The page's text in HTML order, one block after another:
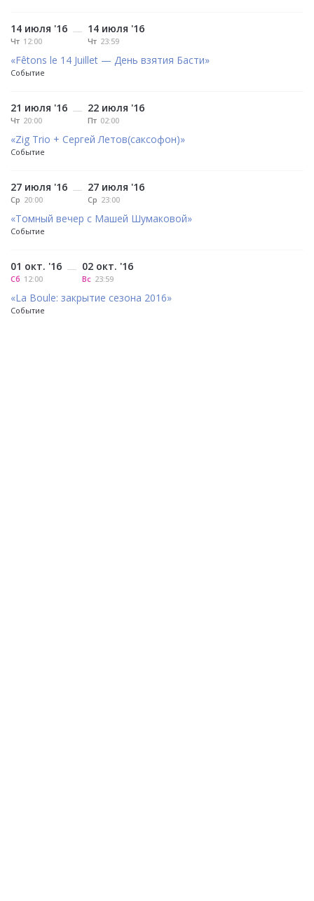
14 июля '16
Чт 12:00
— 14 июля '16
Чт 23:59
«Fêtons le 14 Juillet — День взятия Басти»
Событие
21 июля '16
Чт 20:00
— 22 июля '16
Пт 02:00
«Zig Trio + Сергей Летов(саксофон)»
Событие
27 июля '16
Ср 20:00
— 27 июля '16
Ср 23:00
«Томный вечер с Машей Шумаковой»
Событие
01 окт. '16
Сб 12:00
— 02 окт. '16
Вс 23:59
«La Boule: закрытие сезона 2016»
Событие